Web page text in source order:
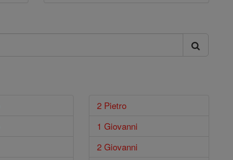
2 Pietro
1 Giovanni
2 Giovanni